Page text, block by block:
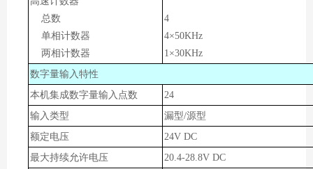
总数
单相计数器
两相计数器
4
4×50KHz
1×30KHz
数字量输入特性
本机集成数字量输入点数
24
输入类型
漏型/源型
额定电压
24V DC
最大持续允许电压
20.4-28.8V DC